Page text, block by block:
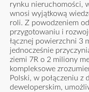
rynku nieruchomości,
wnosi wyjątkową
roli. Z powodzeniem
przygotowaniu i
łącznej powierzchni 3
jednocześnie
ziemi 7R o 2 miliony
kompleksowe
Polski, w połączeniu z
deweloperskim,